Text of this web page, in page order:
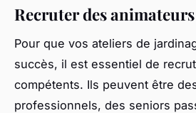
Recruter des
Pour que vos ateliers de
succès, il est essentiel de
compétents. Ils peuvent être
professionnels, des seniors